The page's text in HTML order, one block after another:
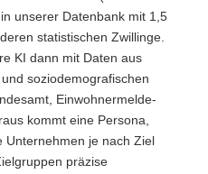
unserer Datenbank mit 1,5
statistischen Zwillinge.
KI dann mit Daten aus
soziodemografischen
Einwohnermelde-
kommt eine Persona,
Unternehmen je nach Ziel
präzise